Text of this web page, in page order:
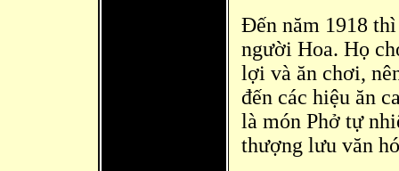
Đến năm 1918 thì
người Hoa. Họ
lợi và ăn chơi,
đến các hiệu ăn
là món Phở tự
thượng lưu văn